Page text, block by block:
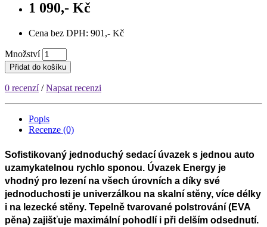
1 090,- Kč
Cena bez DPH: 901,- Kč
Množství
Přidat do košíku
0 recenzí/Napsat recenzi
Popis
Recenze (0)
Sofistikovaný jednoduchý sedací úvazek s jednou auto
uzamykatelnou rychlo sponou. Úvazek Energy je
vhodný pro lezení na všech úrovních a díky své
jednoduchosti je univerzálkou na skalní stěny, více délky
i na lezecké stěny. Tepelně tvarované polstrování (EVA
pěna) zajišťuje maximální pohodlí i při delším odsednutí.